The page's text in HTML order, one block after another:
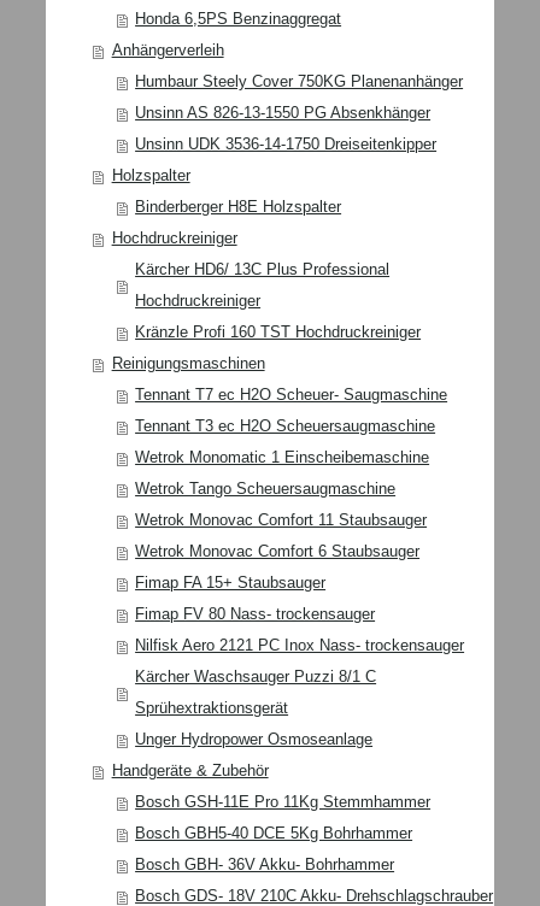
Honda 6,5PS Benzinaggregat
Anhängerverleih
Humbaur Steely Cover 750KG Planenanhänger
Unsinn AS 826-13-1550 PG Absenkhänger
Unsinn UDK 3536-14-1750 Dreiseitenkipper
Holzspalter
Binderberger H8E Holzspalter
Hochdruckreiniger
Kärcher HD6/ 13C Plus Professional
Hochdruckreiniger
Kränzle Profi 160 TST Hochdruckreiniger
Reinigungsmaschinen
Tennant T7 ec H2O Scheuer- Saugmaschine
Tennant T3 ec H2O Scheuersaugmaschine
Wetrok Monomatic 1 Einscheibemaschine
Wetrok Tango Scheuersaugmaschine
Wetrok Monovac Comfort 11 Staubsauger
Wetrok Monovac Comfort 6 Staubsauger
Fimap FA 15+ Staubsauger
Fimap FV 80 Nass- trockensauger
Nilfisk Aero 2121 PC Inox Nass- trockensauger
Kärcher Waschsauger Puzzi 8/1 C
Sprühextraktionsgerät
Unger Hydropower Osmoseanlage
Handgeräte & Zubehör
Bosch GSH-11E Pro 11Kg Stemmhammer
Bosch GBH5-40 DCE 5Kg Bohrhammer
Bosch GBH- 36V Akku- Bohrhammer
Bosch GDS- 18V 210C Akku- Drehschlagschrauber